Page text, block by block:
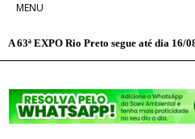
MENU
A 63ª EXPO Rio Preto segue até dia 16/